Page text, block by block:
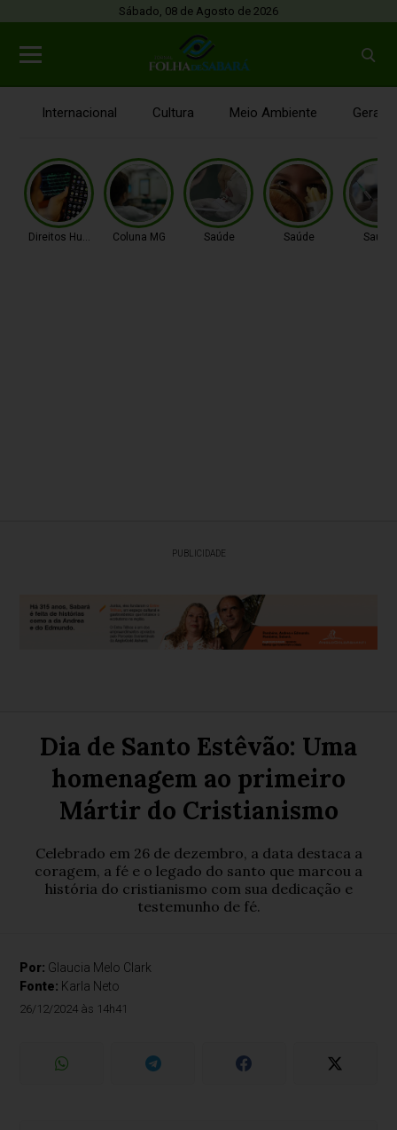
Sábado, 08 de Agosto de 2026
Internacional Cultura Meio Ambiente Gerais
Direitos HumanosColuna MG Saúde Saúde Saúde
PUBLICIDADE
Dia de Santo Estêvão: Uma
homenagem ao primeiro
Mártir do Cristianismo
Celebrado em 26 de dezembro, a data destaca a
coragem, a fé e o legado do santo que marcou a
história do cristianismo com sua dedicação e
testemunho de fé.
Por: Glaucia Melo Clark
Fonte: Karla Neto
26/12/2024 às 14h41